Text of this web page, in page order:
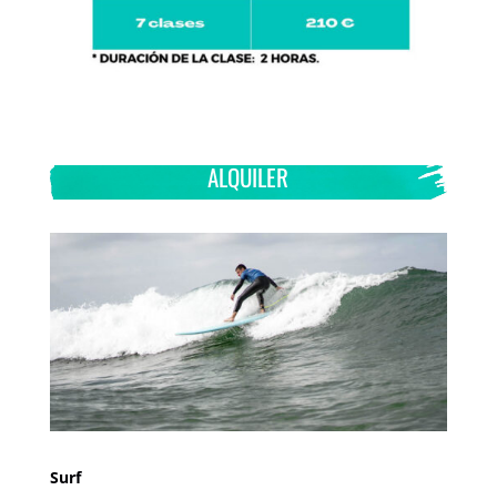
ALQUILER
Surf